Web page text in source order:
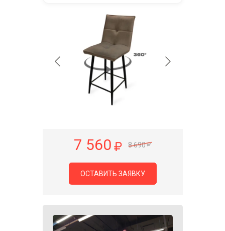
7 560 8 690
ОСТАВИТЬ ЗАЯВКУ